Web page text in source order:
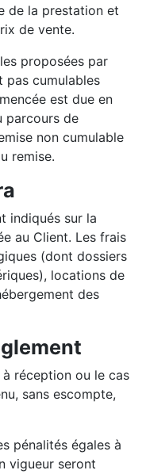
de la prestation et
de vente.
proposées par
pas cumulables
est due en
parcours de
non cumulable
remise.
indiqués sur la
au Client. Les frais
(dont dossiers
locations de
des
réception ou le cas
sans escompte,
pénalités égales à
vigueur seront